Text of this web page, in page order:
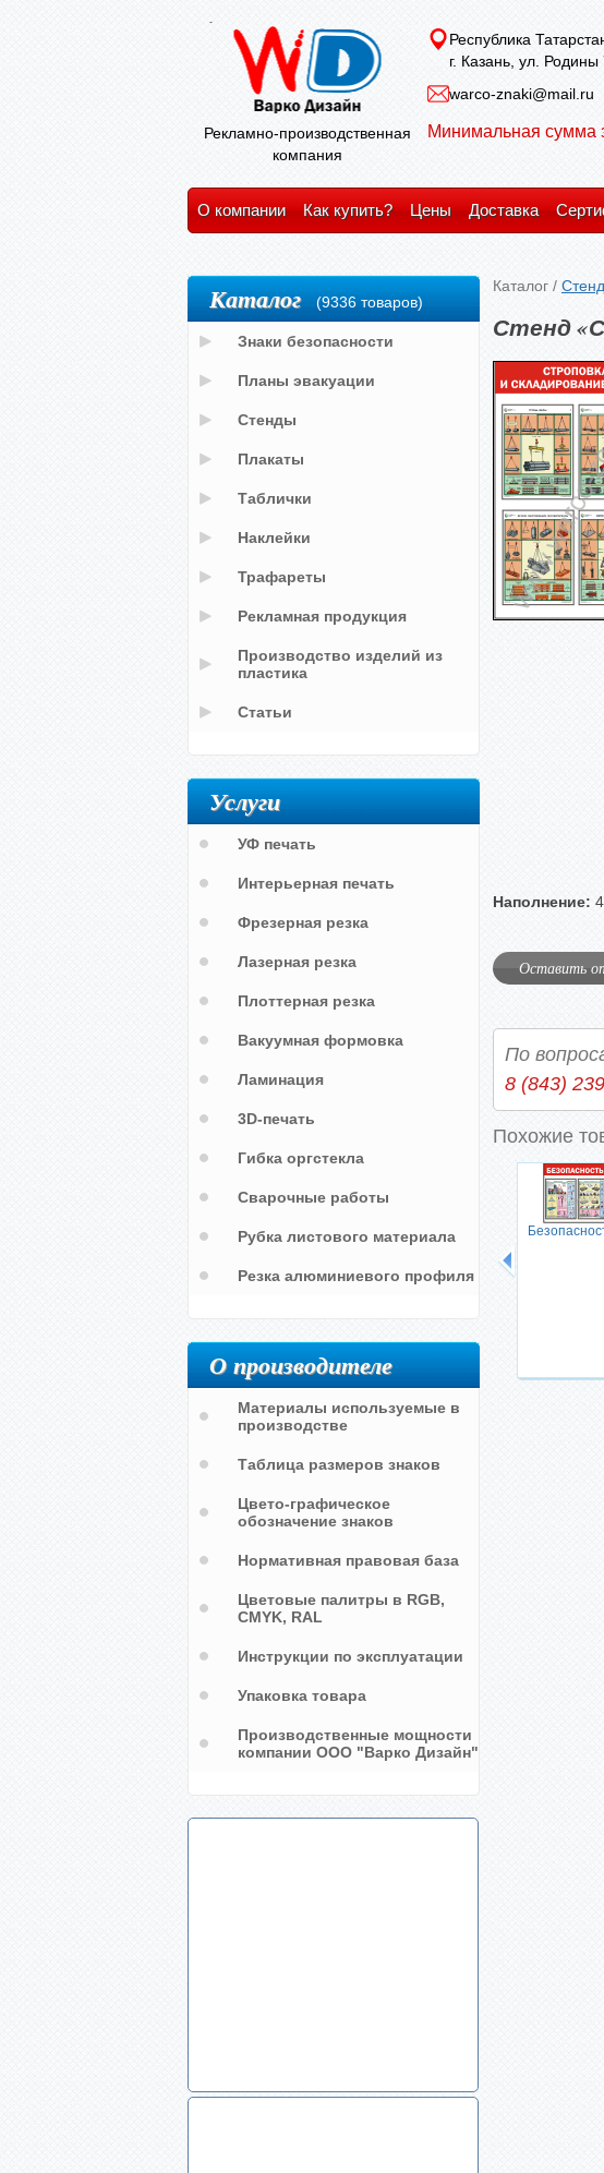
Рекламно-производственная
компания
Республика
г. Казань, ул.
warco-znaki@mail.ru
Минимальная сумма
О компании Как купить? Цены Доставка
Каталог /
Стенд
Наполнение:
Оставить
По
8 (843)
Похожие
Каталог (9336 товаров)
Знаки безопасности
Планы эвакуации
Стенды
Плакаты
Таблички
Наклейки
Трафареты
Рекламная продукция
Производство изделий из
пластика
Статьи
Услуги
УФ печать
Интерьерная печать
Фрезерная резка
Лазерная резка
Плоттерная резка
Вакуумная формовка
Ламинация
3D-печать
Гибка оргстекла
Сварочные работы
Рубка листового материала
Резка алюминиевого профиля
О производителе
Материалы используемые в
производстве
Таблица размеров знаков
Цвето-графическое
обозначение знаков
Нормативная правовая база
Цветовые палитры в RGB,
CMYK, RAL
Инструкции по эксплуатации
Упаковка товара
Производственные мощности
компании ООО "Варко Дизайн"